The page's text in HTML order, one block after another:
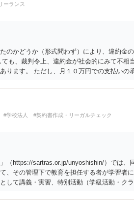
ーランス
のかどうか（形式問わず）により、違約金
も、裁判令上、違約金が社会的にみて不相
ります。 ただし、月１０万円での支払いの
れます。
#学校法人 #契約書作成・リーガルチェック
（https://sartras.or.jp/unyoshishin/）では、
、その管理下で教育を担任する者が学習者
て講義・実習、特別活動（学級活動・ク
はめますと、 ①主体である学校司書は、学